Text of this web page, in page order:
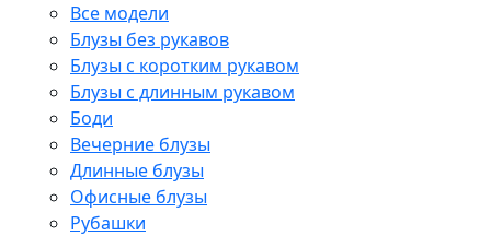
Все модели
Блузы без рукавов
Блузы с коротким рукавом
Блузы с длинным рукавом
Боди
Вечерние блузы
Длинные блузы
Офисные блузы
Рубашки